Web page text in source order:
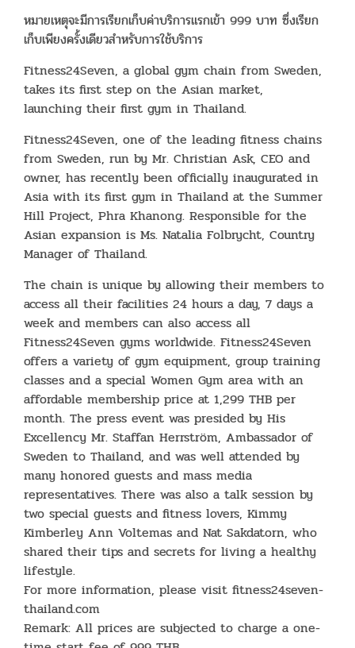
หมายเหตุจะมีการเรียกเก็บค่าบริการแรกเข้า 999 บาท ซึ่งเรียก
เก็บเพียงครั้งเดียวสำหรับการใช้บริการ
Fitness24Seven, a global gym chain from Sweden,
takes its first step on the Asian market,
launching their first gym in Thailand.
Fitness24Seven, one of the leading fitness chains
from Sweden, run by Mr. Christian Ask, CEO and
owner, has recently been officially inaugurated in
Asia with its first gym in Thailand at the Summer
Hill Project, Phra Khanong. Responsible for the
Asian expansion is Ms. Natalia Folbrycht, Country
Manager of Thailand.
The chain is unique by allowing their members to
access all their facilities 24 hours a day, 7 days a
week and members can also access all
Fitness24Seven gyms worldwide. Fitness24Seven
offers a variety of gym equipment, group training
classes and a special Women Gym area with an
affordable membership price at 1,299 THB per
month. The press event was presided by His
Excellency Mr. Staffan Herrström, Ambassador of
Sweden to Thailand, and was well attended by
many honored guests and mass media
representatives. There was also a talk session by
two special guests and fitness lovers, Kimmy
Kimberley Ann Voltemas and Nat Sakdatorn, who
shared their tips and secrets for living a healthy
lifestyle.
For more information, please visit fitness24seven-
thailand.com
Remark: All prices are subjected to charge a one-